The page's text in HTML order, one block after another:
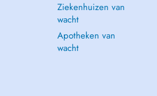
Ziekenhuizen van
wacht
Apotheken van
wacht